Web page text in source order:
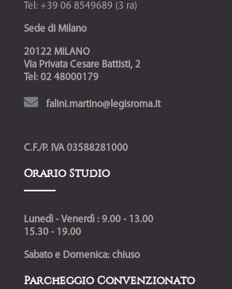
Tel: +39 06 8549689 (3 ra)
Sede di Milano
20122 MILANO
Via Privata Cesare Battisti, 2
Tel: 02 48000179
falini.martino@legisroma.it
C.F./P. IVA 03588281000
Orario Studio
Lunedì - Venerdì : 9.00 - 13.00
15.30 - 19.00
Sabato e Domenica: chiuso
Parcheggio Convenzionato